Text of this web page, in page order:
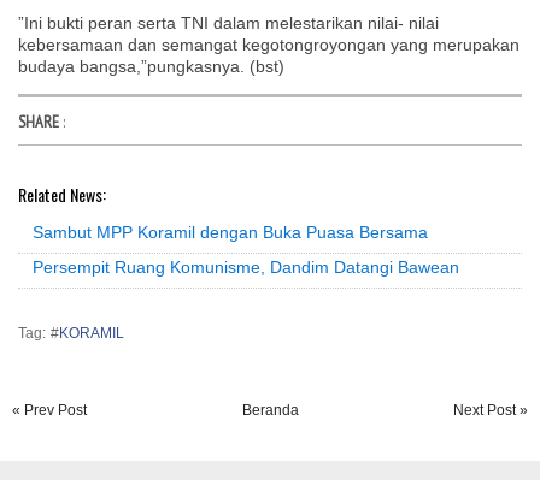
”Ini bukti peran serta TNI dalam melestarikan nilai- nilai
kebersamaan dan semangat kegotongroyongan yang merupakan
budaya bangsa,”pungkasnya. (bst)
SHARE :
Related News:
Sambut MPP Koramil dengan Buka Puasa Bersama
Persempit Ruang Komunisme, Dandim Datangi Bawean
Tag: #KORAMIL
« Prev Post Next Post »
Beranda